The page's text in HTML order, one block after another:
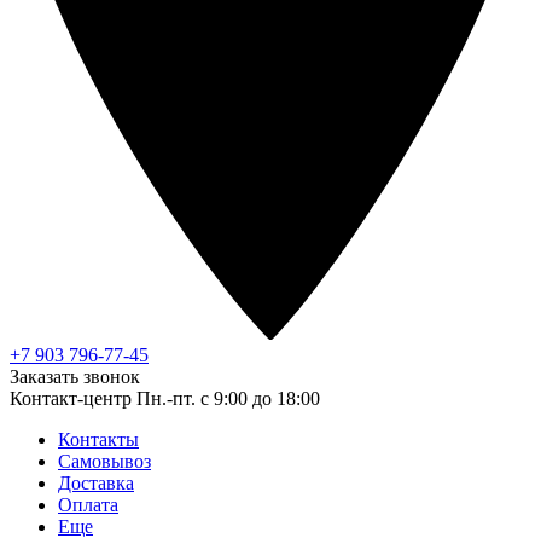
+7 903 796-77-45
Заказать звонок
Контакт-центр Пн.-пт. с 9:00 до 18:00
Контакты
Самовывоз
Доставка
Оплата
Еще